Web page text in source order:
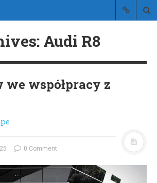
Audi R8
we współpracy z
0 Comment